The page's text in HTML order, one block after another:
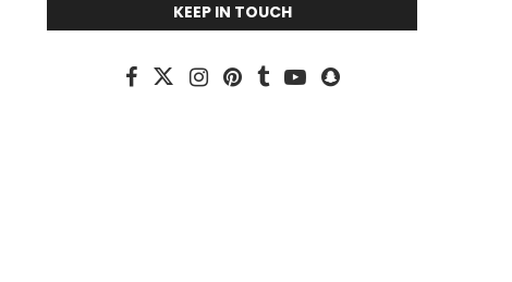
“MADE WITH LOVE ROMANIA” il
UN FURIEUX BESOIN
KEEP IN TOUCH